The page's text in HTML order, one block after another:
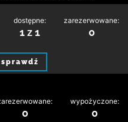
dostępne:
1 z 1
zarezerwowane:
0
sprawdź
0
wypożyczone:
0